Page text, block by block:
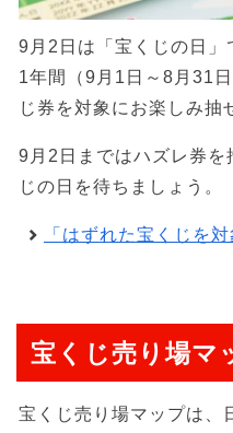
9月2日は「宝くじの日
1年間（9月1日～8月31
じ券を対象にお楽しみ抽
9月2日まではハズレ券を
じの日を待ちましょう。
「はずれた宝くじを
宝くじ売り場マ
宝くじ売り場マップは、